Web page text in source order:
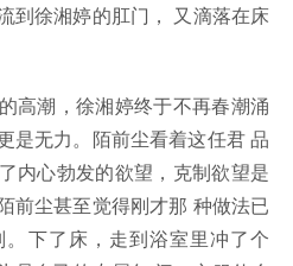
到徐湘婷的肛门， 又滴落在床
潮，徐湘婷终于不再春潮涌
是无力。陌前尘看着这任君 品
内心勃发的欲望，克制欲望是
前尘甚至觉得刚才那 种做法已
下了床，走到浴室里冲了个